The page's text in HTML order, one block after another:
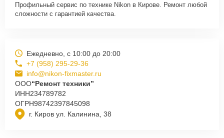
Профильный сервис по технике Nikon в Кирове. Ремонт любой
сложности с гарантией качества.
г. Киров ул. Калинина, 38
Ежедневно, с 10:00 до 20:00
+7 (958) 295-29-36
info@nikon-fixmaster.ru
ООО“Ремонт техники”
ИНН234789782
ОГРН98742397845098